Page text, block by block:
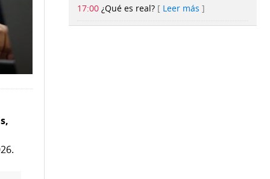
17:00 ¿Qué es real? Leer más